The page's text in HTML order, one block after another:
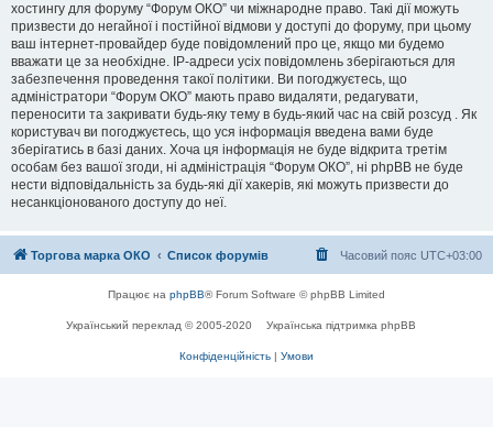
хостингу для форуму “Форум ОКО” чи міжнародне право. Такі дії можуть
призвести до негайної і постійної відмови у доступі до форуму, при цьому
ваш інтернет-провайдер буде повідомлений про це, якщо ми будемо
вважати це за необхідне. IP-адреси усіх повідомлень зберігаються для
забезпечення проведення такої політики. Ви погоджуєтесь, що
адміністратори “Форум ОКО” мають право видаляти, редагувати,
переносити та закривати будь-яку тему в будь-який час на свій розсуд . Як
користувач ви погоджуєтесь, що уся інформація введена вами буде
зберігатись в базі даних. Хоча ця інформація не буде відкрита третім
особам без вашої згоди, ні адміністрація “Форум ОКО”, ні phpBB не буде
нести відповідальність за будь-які дії хакерів, які можуть призвести до
несанкціонованого доступу до неї.
Торгова марка ОКО Список форумів Часовий пояс UTC+03:00
Працює на phpBB® Forum Software © phpBB Limited
Український переклад © 2005-2020 Українська підтримка phpBB
Конфіденційність | Умови